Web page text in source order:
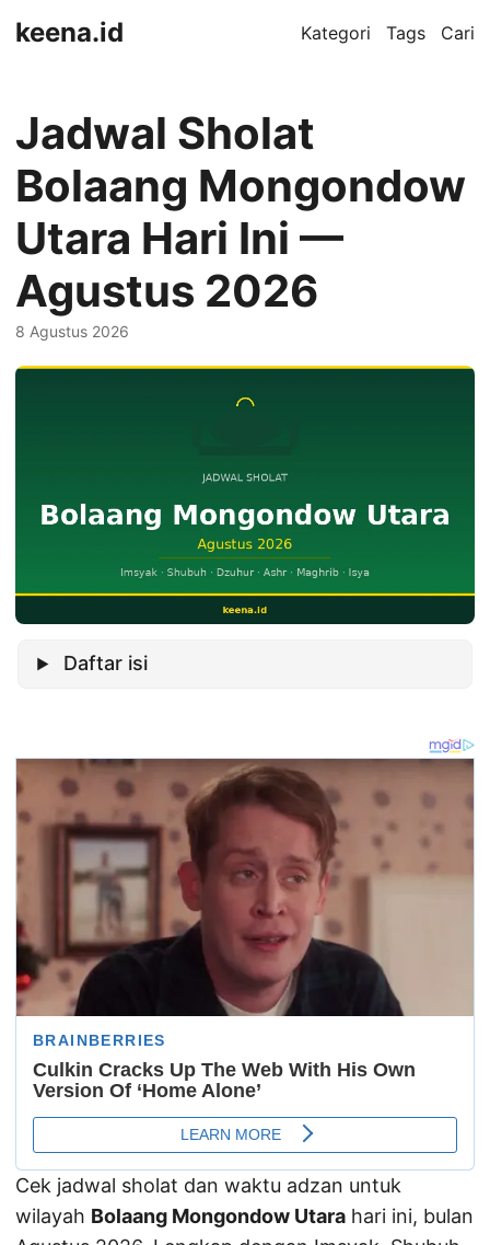
keena.id Kategori Tags Cari
Jadwal Sholat
Bolaang Mongondow
Utara Hari Ini —
Agustus 2026
8 Agustus 2026
Daftar isi
Cek jadwal sholat dan waktu adzan untuk
wilayah Bolaang Mongondow Utara hari ini, bulan